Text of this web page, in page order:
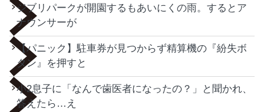
ジブリパークが開園するもあいにくの雨。するとア
ナウンサーが
【パニック】駐車券が見つからず精算機の『紛失ボ
タン』を押すと
小2息子に「なんで歯医者になったの？」と聞かれ、
答えたら…え